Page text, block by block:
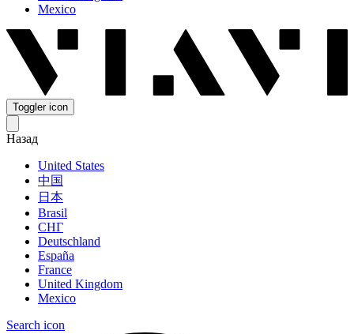
Mexico
Toggler icon
Назад
United States
中国
日本
Brasil
СНГ
Deutschland
España
France
United Kingdom
Mexico
Search icon